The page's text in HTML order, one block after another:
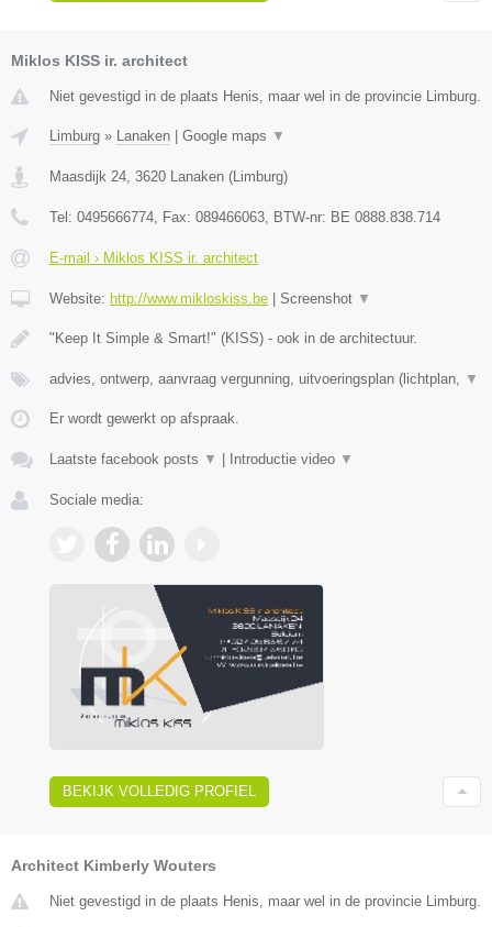
Miklos KISS ir. architect
Niet gevestigd in de plaats Henis, maar wel in de provincie Limburg.
Limburg » Lanaken Google maps ▼
Maasdijk 24, 3620 Lanaken (Limburg)
Tel: 0495666774, Fax: 089466063, BTW-nr: BE 0888.838.714
E-mail › Miklos KISS ir. architect
Website: http://www.mikloskiss.be Screenshot ▼
"Keep It Simple & Smart!" (KISS) - ook in de architectuur.
advies, ontwerp, aanvraag vergunning, uitvoeringsplan (lichtplan, ▼
Er wordt gewerkt op afspraak.
Laatste facebook posts ▼ Introductie video ▼
Sociale media:
BEKIJK VOLLEDIG PROFIEL
Architect Kimberly Wouters
Niet gevestigd in de plaats Henis, maar wel in de provincie Limburg.